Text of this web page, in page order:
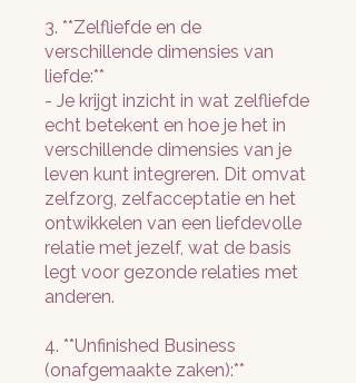
3. **Zelfliefde en de
verschillende dimensies van
liefde:**
- Je krijgt inzicht in wat zelfliefde
echt betekent en hoe je het in
verschillende dimensies van je
leven kunt integreren. Dit omvat
zelfzorg, zelfacceptatie en het
ontwikkelen van een liefdevolle
relatie met jezelf, wat de basis
legt voor gezonde relaties met
anderen.
4. **Unfinished Business
(onafgemaakte zaken):**